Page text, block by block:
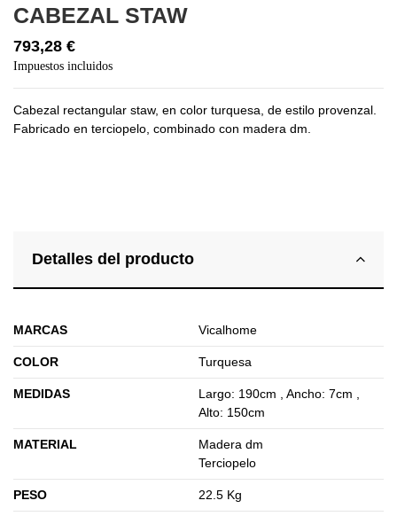
CABEZAL STAW
793,28 €
Impuestos incluidos
Cabezal rectangular staw, en color turquesa, de estilo provenzal.
Fabricado en terciopelo, combinado con madera dm.
Detalles del producto
MARCAS Vicalhome
COLOR Turquesa
MEDIDAS
Largo: 190cm , Ancho: 7cm ,
Alto: 150cm
MATERIAL
Madera dm
Terciopelo
PESO 22.5 Kg